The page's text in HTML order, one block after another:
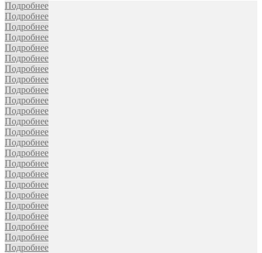
Подробнее
Подробнее
Подробнее
Подробнее
Подробнее
Подробнее
Подробнее
Подробнее
Подробнее
Подробнее
Подробнее
Подробнее
Подробнее
Подробнее
Подробнее
Подробнее
Подробнее
Подробнее
Подробнее
Подробнее
Подробнее
Подробнее
Подробнее
Подробнее